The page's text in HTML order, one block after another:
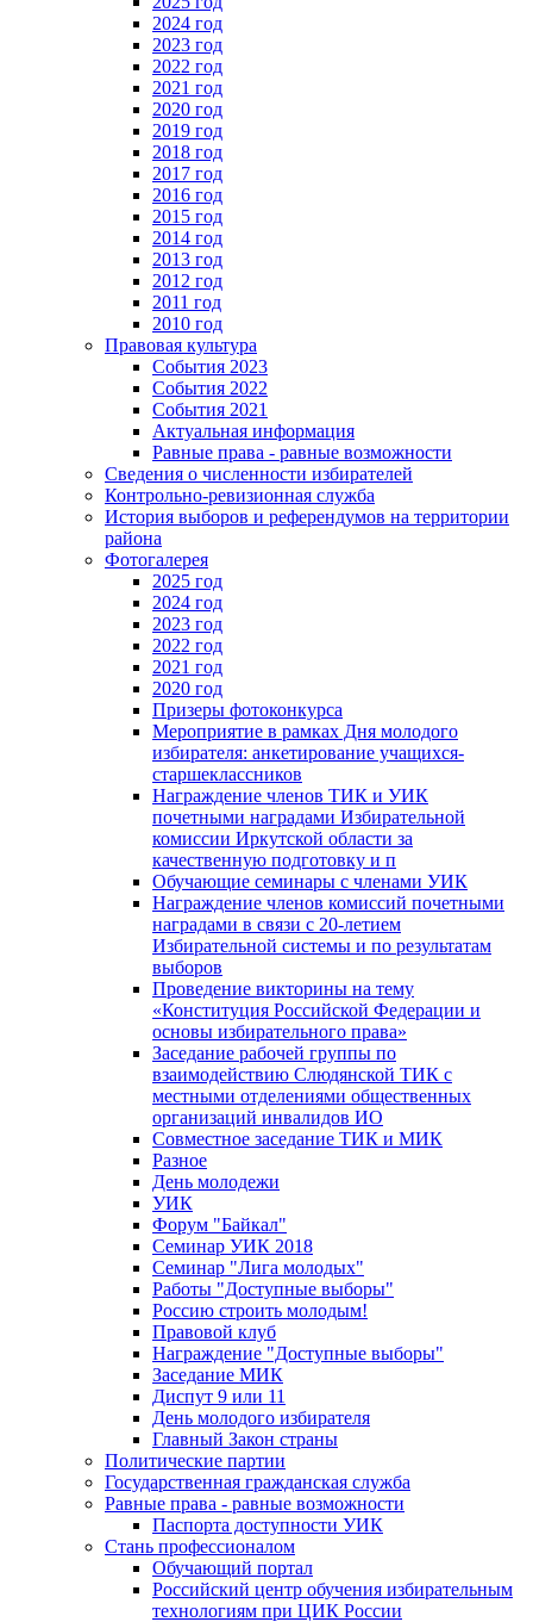
2024 год
2023 год
2022 год
2021 год
2020 год
2019 год
2018 год
2017 год
2016 год
2015 год
2014 год
2013 год
2012 год
2011 год
2010 год
Правовая культура
События 2023
События 2022
События 2021
Актуальная информация
Равные права - равные возможности
Сведения о численности избирателей
Контрольно-ревизионная служба
История выборов и референдумов на территории
района
Фотогалерея
2025 год
2024 год
2023 год
2022 год
2021 год
2020 год
Призеры фотоконкурса
Мероприятие в рамках Дня молодого
избирателя: анкетирование учащихся-
старшеклассников
Награждение членов ТИК и УИК
почетными наградами Избирательной
комиссии Иркутской области за
качественную подготовку и п
Обучающие семинары с членами УИК
Награждение членов комиссий почетными
наградами в связи с 20-летием
Избирательной системы и по результатам
выборов
Проведение викторины на тему
«Конституция Российской Федерации и
основы избирательного права»
Заседание рабочей группы по
взаимодействию Слюдянской ТИК с
местными отделениями общественных
организаций инвалидов ИО
Совместное заседание ТИК и МИК
Разное
День молодежи
УИК
Форум "Байкал"
Семинар УИК 2018
Семинар "Лига молодых"
Работы "Доступные выборы"
Россию строить молодым!
Правовой клуб
Награждение "Доступные выборы"
Заседание МИК
Диспут 9 или 11
День молодого избирателя
Главный Закон страны
Политические партии
Государственная гражданская служба
Равные права - равные возможности
Паспорта доступности УИК
Стань профессионалом
Обучающий портал
Российский центр обучения избирательным
технологиям при ЦИК России